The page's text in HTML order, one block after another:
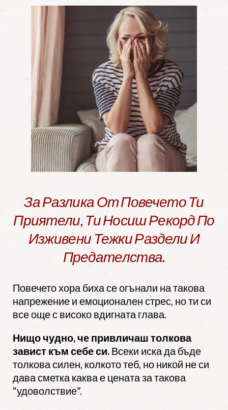
За Разлика От Повечето Ти
Приятели, Ти Носиш Рекорд По
Изживени Тежки Раздели И
Предателства.
Повечето хора биха се огънали на такова
напрежение и емоционален стрес, но ти си
все още с високо вдигната глава.
Нищо чудно, че привличаш толкова
завист към себе си.Всеки иска да бъде
толкова силен, колкото теб, но никой не си
дава сметка каква е цената за такова
“удоволствие”.